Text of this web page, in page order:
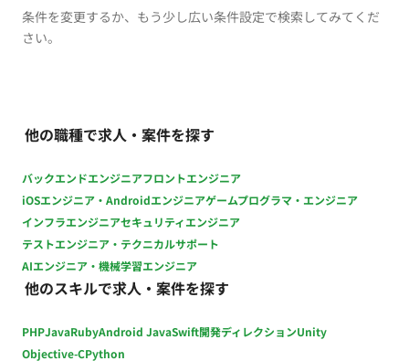
条件を変更するか、もう少し広い条件設定で検索してみてくだ
さい。
他の職種で求人・案件を探す
バックエンドエンジニアフロントエンジニア
iOSエンジニア・Androidエンジニアゲームプログラマ・エンジニア
インフラエンジニアセキュリティエンジニア
テストエンジニア・テクニカルサポート
AIエンジニア・機械学習エンジニア
他のスキルで求人・案件を探す
PHPJavaRubyAndroid JavaSwift開発ディレクションUnity
Objective-CPython